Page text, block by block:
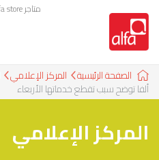
متاجر Alfa store
الصفحة الرئيسية
المركز الإعلامي
ألفا توضح سبب تقطع خدماتها الأربعاء
المركز الإعلامي